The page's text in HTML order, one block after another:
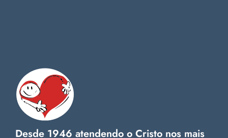
Desde 1946 atendendo o Cristo nos mais